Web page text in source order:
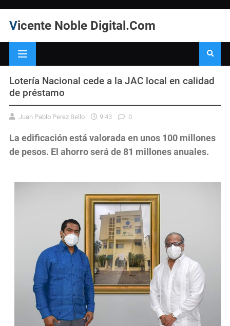
Vicente Noble Digital.Com
Lotería Nacional cede a la JAC local en calidad
de préstamo
Juan Pablo Perez Bello 9:43 0
La edificación está valorada en unos 100 millones
de pesos. El ahorro será de 81 millones anuales.